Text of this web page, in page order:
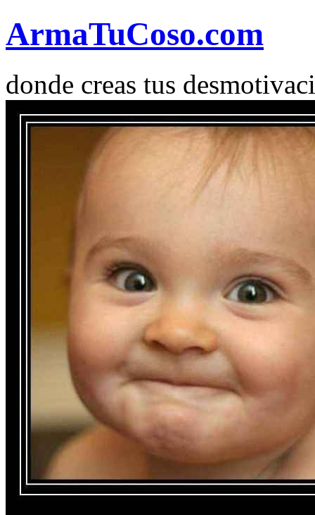
ArmaTuCoso.com
donde creas tus